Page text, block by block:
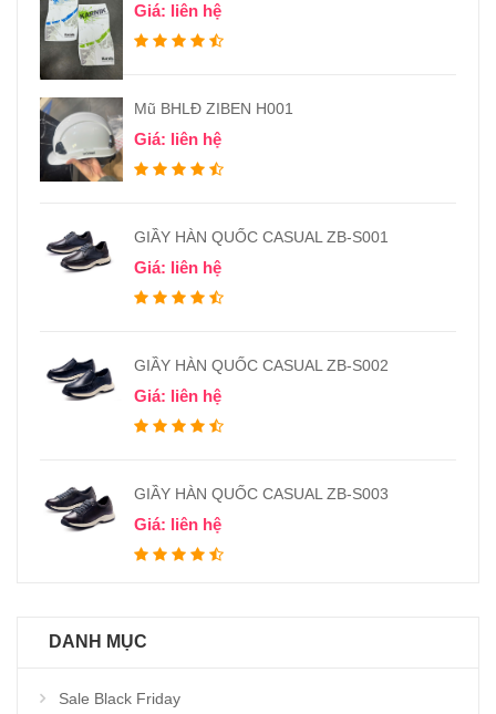
Giá: liên hệ
Mũ BHLĐ ZIBEN H001
Giá: liên hệ
GIẦY HÀN QUỐC CASUAL ZB-S001
Giá: liên hệ
GIẦY HÀN QUỐC CASUAL ZB-S002
Giá: liên hệ
GIẦY HÀN QUỐC CASUAL ZB-S003
Giá: liên hệ
DANH MỤC
Sale Black Friday